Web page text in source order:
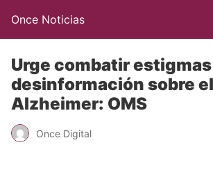
Once Noticias
Urge combatir
desinformación sobre el
Alzheimer: OMS
Once Digital